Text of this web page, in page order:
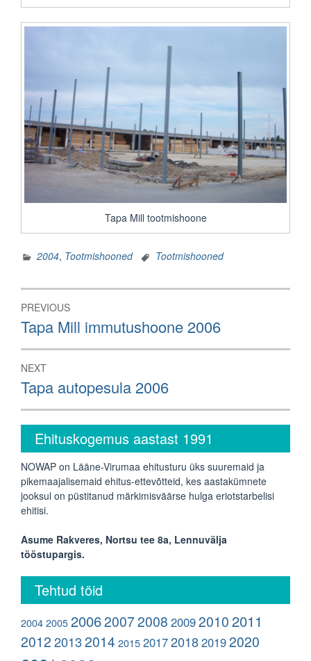
Tapa Mill tootmishoone
2004, Tootmishooned Tootmishooned
Navigeerimine
PREVIOUS
Previous
post:
Tapa Mill immutushoone 2006
NEXT
Next
post:
Tapa autopesula 2006
Ehituskogemus aastast 1991
NOWAP on Lääne-Virumaa ehitusturu üks suuremaid ja
pikemaajalisemaid ehitus-ettevõtteid, kes aastakümnete
jooksul on püstitanud märkimisväärse hulga eriotstarbelisi
ehitisi.
Asume Rakveres, Nortsu tee 8a, Lennuvälja
tööstupargis.
Tehtud töid
20042005200620072008 200920102011
201220132014 20152017201820192020